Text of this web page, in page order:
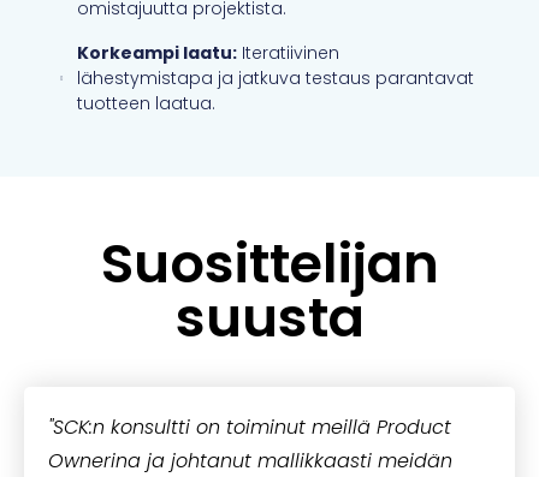
omistajuutta projektista.
Korkeampi laatu: Iteratiivinen
lähestymistapa ja jatkuva testaus parantavat
tuotteen laatua.
Suosittelijan
suusta
"SCK:n konsultti on toiminut meillä Product
Ownerina ja johtanut mallikkaasti meidän